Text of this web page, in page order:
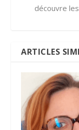
découvre
ARTICLES